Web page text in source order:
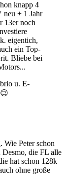
knapp 4
neu + 1 Jahr
13er noch
eigentich,
ein Top-
Bliebe bei
u. E-
😉
Wie Peter schon
die FL alle
hat schon 128k
ohne große